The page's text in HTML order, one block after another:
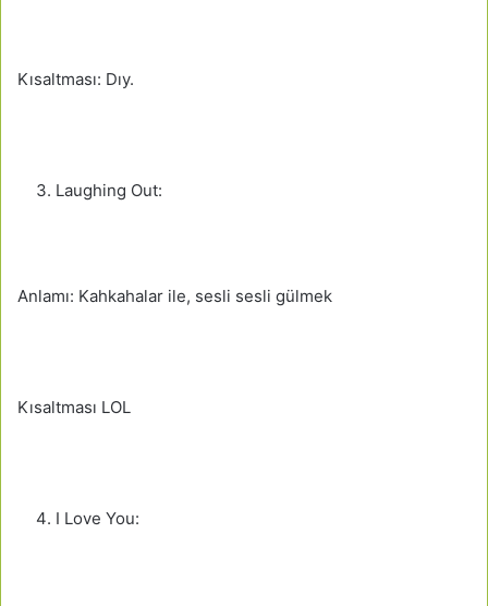
Kısaltması: Dıy.
Laughing Out:
Anlamı: Kahkahalar ile, sesli sesli gülmek
Kısaltması LOL
I Love You: